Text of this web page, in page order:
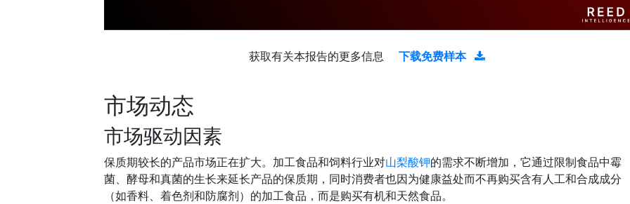
获取有关本报告的更多信息 下载免费样本
市场动态
市场驱动因素
保质期较长的产品市场正在扩大。加工食品和饲料行业对山梨酸钾的需求不断增加，它通过限制食品中霉
菌、酵母和真菌的生长来延长产品的保质期，同时消费者也因为健康益处而不再购买含有人工和合成成分
（如香料、着色剂和防腐剂）的加工食品，而是购买有机和天然食品。